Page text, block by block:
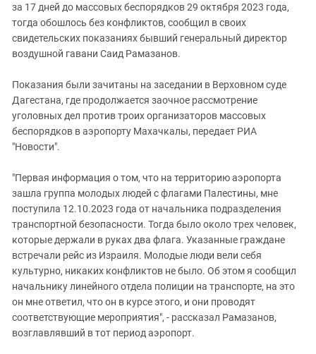
за 17 дней до массовых беспорядков 29 октября 2023 года,
тогда обошлось без конфликтов, сообщил в своих
свидетельских показаниях бывший генеральный директор
воздушной гавани Саид Рамазанов.
Показания были зачитаны на заседании в Верховном суде
Дагестана, где продолжается заочное рассмотрение
уголовных дел против троих организаторов массовых
беспорядков в аэропорту Махачкалы, передает РИА
"Новости".
"Первая информация о том, что на территорию аэропорта
зашла группа молодых людей с флагами Палестины, мне
поступила 12.10.2023 года от начальника подразделения
транспортной безопасности. Тогда было около трех человек,
которые держали в руках два флага. Указанные граждане
встречали рейс из Израиля. Молодые люди вели себя
культурно, никаких конфликтов не было. Об этом я сообщил
начальнику линейного отдела полиции на транспорте, на это
он мне ответил, что он в курсе этого, и они проводят
соответствующие мероприятия", - рассказал Рамазанов,
возглавлявший в тот период аэропорт.